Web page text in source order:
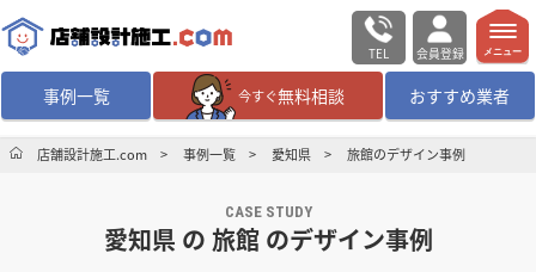
TEL 会員登録
事例一覧 今すぐ無料相談 おすすめ業者
無料相談 ログイン／会員登録
デザイン設計・施工 業者を探す
メニュー
店舗設計施工.com 事例一覧 愛知県 旅館のデザイン事例
CASE STUDY
愛知県 の 旅館 のデザイン事例